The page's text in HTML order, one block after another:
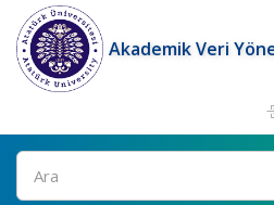
Akademik Veri
Ara